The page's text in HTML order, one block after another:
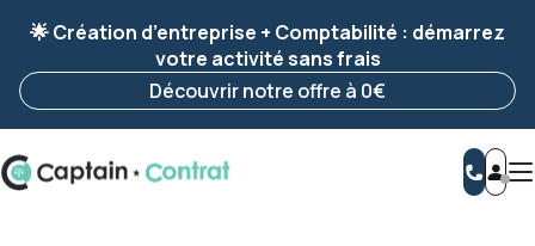
enregistrée 🚀
Reprendre ma démarche
🌟 Création d’entreprise + Comptabilité : démarrez
votre activité sans frais
Découvrir notre offre à 0€